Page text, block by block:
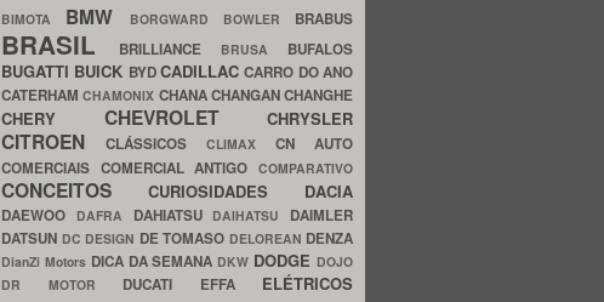
BIMOTA BMW BORGWARD BOWLER BRABUS
BRASIL BRILLIANCE BRUSA BUFALOS
BUGATTI BUICK BYDCADILLACCARRO DO ANO
CATERHAMCHAMONIX CHANACHANGANCHANGHE
CHERY CHEVROLET CHRYSLER
CITROEN CLÁSSICOS CLIMAX CN AUTO
COMERCIAIS COMERCIAL ANTIGOCOMPARATIVO
CONCEITOS CURIOSIDADES DACIA
DAEWOO DAFRA DAHIATSU DAIHATSU DAIMLER
DATSUN DC DESIGN DE TOMASO DELOREAN DENZA
DianZi Motors DICA DA SEMANA DKW DODGE DOJO
DR MOTOR DUCATI EFFA ELÉTRICOS